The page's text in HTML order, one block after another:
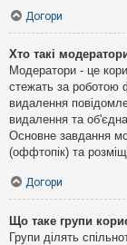
Догори
Хто такі
Модератори - це
стежать за роботою
видалення
видалення та
Основне завдання
(оффтопік) та
Догори
Що таке групи
Групи ділять